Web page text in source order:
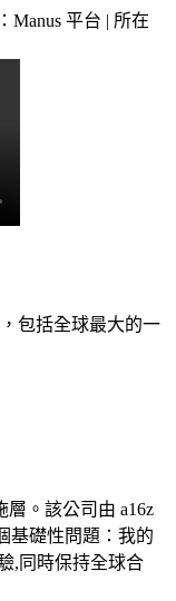
Manus 平台 | 所在
包括全球最大的一
。該公司由 a16z
基礎性問題：我的
,同時保持全球合